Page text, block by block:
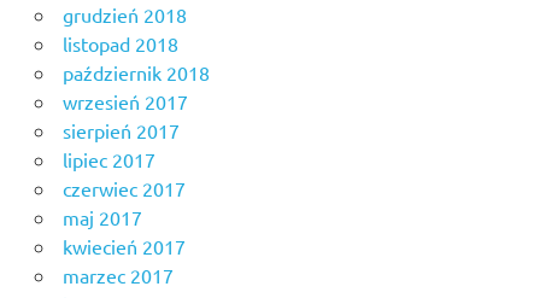
grudzień 2018
listopad 2018
październik 2018
wrzesień 2017
sierpień 2017
lipiec 2017
czerwiec 2017
maj 2017
kwiecień 2017
marzec 2017